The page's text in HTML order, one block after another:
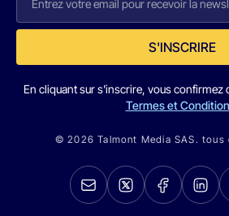
S'INSCRIRE
En cliquant sur s'inscrire, vous confirmez
Termes et
© 2026 Talmont Media SAS. tous